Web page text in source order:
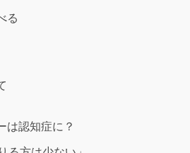
る
は認知症に？